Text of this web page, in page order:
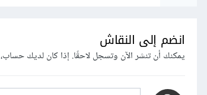
انضم إلى النقاش
يمكنك أن تنشر الآن وتسجل لاحقًا. إذا كان لديك حساب،